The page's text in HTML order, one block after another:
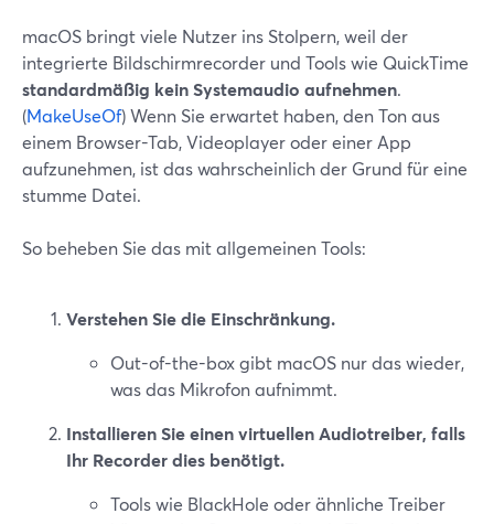
macOS bringt viele Nutzer ins Stolpern, weil der
integrierte Bildschirmrecorder und Tools wie QuickTime
standardmäßig kein Systemaudio aufnehmen.
(MakeUseOf) Wenn Sie erwartet haben, den Ton aus
einem Browser-Tab, Videoplayer oder einer App
aufzunehmen, ist das wahrscheinlich der Grund für eine
stumme Datei.
So beheben Sie das mit allgemeinen Tools:
Verstehen Sie die Einschränkung.
Out-of-the-box gibt macOS nur das wieder,
was das Mikrofon aufnimmt.
Installieren Sie einen virtuellen Audiotreiber, falls
Ihr Recorder dies benötigt.
Tools wie BlackHole oder ähnliche Treiber